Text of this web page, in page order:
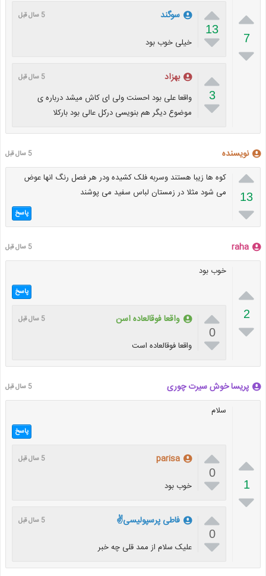

7


13

سوگند 5 سال قبل
خیلی خوب بود

3

بهزاد 5 سال قبل
واقعا علی بود احسنت ولی ای کاش میشد درباره ی
موضوع دیگر هم بنویسی درکل عالی بود بارکلا
نویسنده 5 سال قبل

13

کوه ها زیبا هستند وسربه فلک کشیده ودر هر فصل رنگ انها عوض
می شود مثلا در زمستان لباس سفید می پوشند
پاسخ
raha 5 سال قبل

2

خوب بود
پاسخ

0

واقعا فوقالعاده اسن 5 سال قبل
واقعا فوقالعاده است
پریسا خوش سیرت چوری 5 سال قبل

1

سلام
پاسخ

0

parisa 5 سال قبل
خوب بود

0

فاطی پرسپولیسی✌ 5 سال قبل
علیک سلام از ممد قلی چه خبر